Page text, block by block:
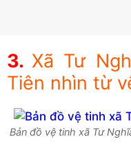
Xã Tư
Tiên nhìn từ
Bản đồ vệ tinh xã Tư